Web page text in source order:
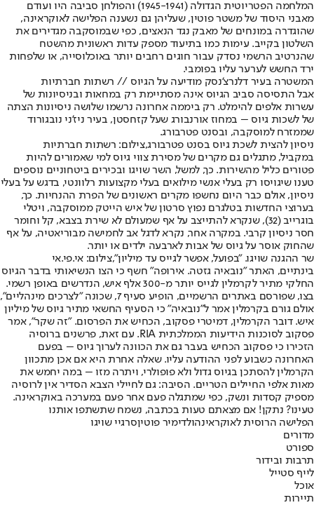
המלחמה הפטריוטית הגדולה (1945-1941) והפולחן סביבה היו ועודם
מאבני היסוד של משטר פוטין, שעליהן גם נשענה הפלישה לאוקראינה,
שהוגדרה במונחים של מאבק נגד הנאצים, כפי שבמוסקבה מגדירים את
השלטון בקייב. עימות כמו בתיעוד מספק עדות ראשונית מהשטח
שהנרטיב הרשמי נסדק עבור חוגים רחבים יותר באוכלוסייה, או שלפחות
ירד החשש לערער עליו בפומבי.
המשטרה בעיר דלנרצ'נסק מודיעה על הגיוס // רשתות חברתיות
אבל התסיסה סביב הגיוס אינה מסתיימת רק במחאות ובניסיונות של
עשרות אלפים להימלט. רק ביממה אחרונה נרשמו שלושה ניסיונות הצתה
של לשכות גיוס – במחוז אורנבורג שעל קזחסטן, בעיר ניז'ני נובגורוד
שממזרח למוסקבה, ובסנט פטרבורג.
ניסיון להצית לשכת גיוס בסנט פטרבורג,צילום: רשתות חברתיות
במקביל, מתגלים גם מקרים של מסירת צווי גיוס למי שאמורים להיות
פטורים כליל מהשירות. כך, למשל, השר שויגו ובכירים ביטחוניים נוספים
טענו שיגויסו רק בעלי אנשי מילואים בעלי מקצועות רלוונטי, בדגש על בעלי
ניסיון, אולם כבר היום נחשפו מקרים ראשונים של הפרת ההנחיות. כך,
בערוצי החדשות בטלגרם נפוץ סרטון של איש הייטק ממוסקבה, ויטלי
בוגרייב (32), שנקרא להתייצב על אף שמעולם לא שירת בצבא, קל וחומר
חסר ניסיון קרבי. במקרה אחר, נקרא לדגל אב לחמישה מבוריאטיה, על אף
שהחוק אוסר על גיוס של אבות לארבעה ילדים או יותר.
שר ההגנה שויגו. "בפועל, אפשר לגייס עד מיליון",צילום: אי.פי.אי
בינתיים, האתר "נובאיה גזטה. אירופה" חשף כי הצו הנשיאותי בדבר הגיוס
החלקי מתיר לקרמלין לגייס יותר מ-300 אלף איש, הנדרשים באופן רשמי.
בצו, שפורסם באתרים הרשמיים, הופיע סעיף 7, שכונה "לצרכים מינהליים",
אולם גורם בקרמלין אמר ל"נובאיה" כי הסעיף החשאי מתיר גיוס של מיליון
איש. דובר הקרמלין, דמיטרי פסקוב, הכחיש את הפרסום. "זה שקר", אמר
פסקוב לסוכנות הידיעות הממלכתית RIA. עם זאת, פרשנים ברוסיה
הזכירו כי פסקוב הכחיש בעבר גם את הכוונה לערוך גיוס – בפעם
האחרונה כשבוע לפני ההודעה עליו. שאלה אחרת היא אם אכן מתכוון
הקרמלין להסתכן בגיוס גדול ולא פופולרי, ויתרה מזו – במה יחמש את
מאות אלפי החיילים הטריים. הסיבה: גם לחיילי הצבא הסדיר אין לרוסיה
מספיק קסדות ונשק, כפי שמתגלה פעם אחר פעם במערכה באוקראינה.
טעינו? נתקן! אם מצאתם טעות בכתבה, נשמח שתשתפו אותנו
הפלישה הרוסית לאוקראינהולדימיר פוטיןסרגיי שויגו
מדורים
ספורט
תרבות ובידור
לייף סטייל
אוכל
תיירות